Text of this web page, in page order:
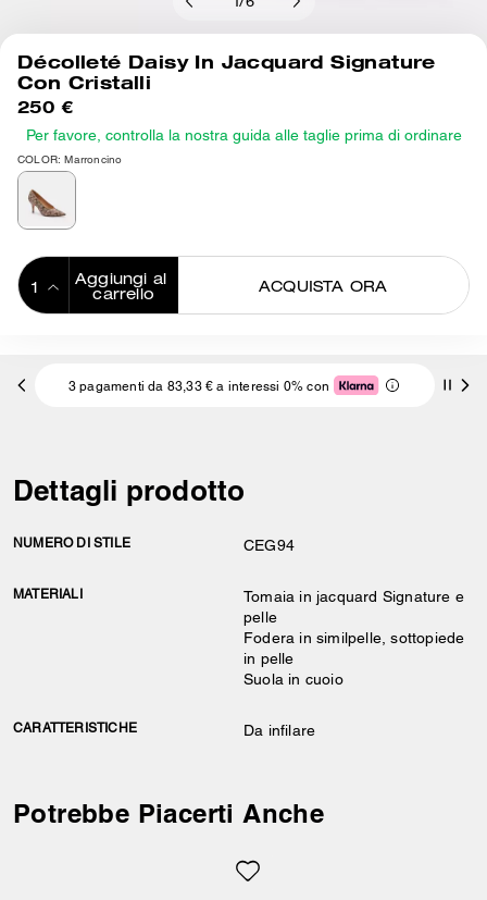
/6
Décolleté Daisy In Jacquard Signature
Con Cristalli
250 €
Per favore, controlla la nostra guida alle taglie prima di ordinare
COLOR: Marroncino
Aggiungi al
carrello
ACQUISTA ORA
3 pagamenti da 83,33 € a interessi 0% con
Dettagli prodotto
NUMERO DI STILE CEG94
MATERIALI
Tomaia in jacquard Signature e
pelle
Fodera in similpelle, sottopiede
in pelle
Suola in cuoio
CARATTERISTICHE Da infilare
Potrebbe Piacerti Anche